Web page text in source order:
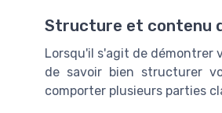
Structure et contenu
Lorsqu'il s'agit de démontrer
de savoir bien structurer
comporter plusieurs parties